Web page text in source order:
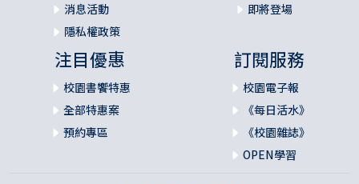
消息活動
隱私權政策
即將登場
注目優惠
校園書饗特惠
全部特惠案
預約專區
訂閱服務
校園電子報
《每日活水》
《校園雜誌》
OPEN學習